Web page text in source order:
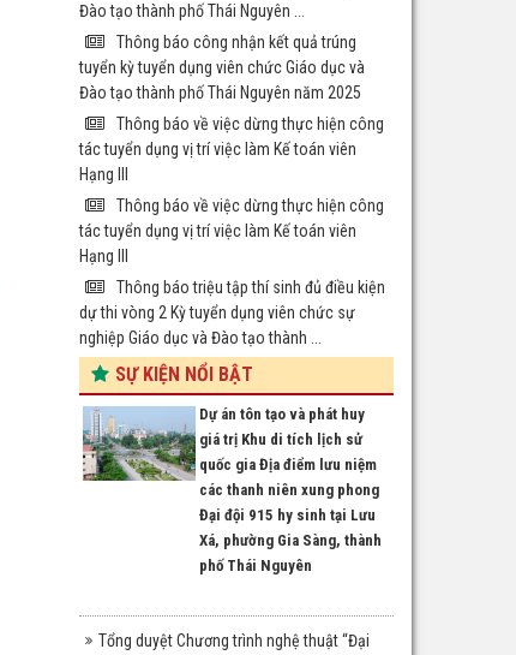
Đào tạo thành phố Thái Nguyên ...
Thông báo công nhận kết quả trúng
tuyển kỳ tuyển dụng viên chức Giáo dục và
Đào tạo thành phố Thái Nguyên năm 2025
Thông báo về việc dừng thực hiện công
tác tuyển dụng vị trí việc làm Kế toán viên
Hạng III
Thông báo về việc dừng thực hiện công
tác tuyển dụng vị trí việc làm Kế toán viên
Hạng III
Thông báo triệu tập thí sinh đủ điều kiện
dự thi vòng 2 Kỳ tuyển dụng viên chức sự
nghiệp Giáo dục và Đào tạo thành ...
SỰ KIỆN NỔI BẬT
Dự án tôn tạo và phát huy
giá trị Khu di tích lịch sử
quốc gia Địa điểm lưu niệm
các thanh niên xung phong
Đại đội 915 hy sinh tại Lưu
Xá, phường Gia Sàng, thành
phố Thái Nguyên
Tổng duyệt Chương trình nghệ thuật “Đại